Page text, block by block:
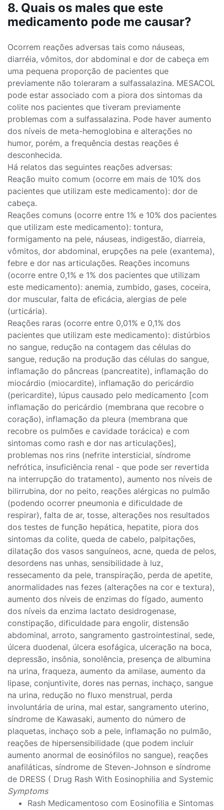
8. Quais os males que este
medicamento pode me causar?
Ocorrem reações adversas tais como náuseas,
diarréia, vômitos, dor abdominal e dor de cabeça em
uma pequena proporção de pacientes que
previamente não toleraram a sulfassalazina. MESACOL
pode estar associado com a piora dos sintomas da
colite nos pacientes que tiveram previamente
problemas com a sulfassalazina. Pode haver aumento
dos níveis de meta-hemoglobina e alterações no
humor, porém, a frequência destas reações é
desconhecida.
Há relatos das seguintes reações adversas:
Reação muito comum (ocorre em mais de 10% dos
pacientes que utilizam este medicamento): dor de
cabeça.
Reações comuns (ocorre entre 1% e 10% dos pacientes
que utilizam este medicamento): tontura,
formigamento na pele, náuseas, indigestão, diarreia,
vômitos, dor abdominal, erupções na pele (exantema),
febre e dor nas articulações. Reações incomuns
(ocorre entre 0,1% e 1% dos pacientes que utilizam
este medicamento): anemia, zumbido, gases, coceira,
dor muscular, falta de eficácia, alergias de pele
(urticária).
Reações raras (ocorre entre 0,01% e 0,1% dos
pacientes que utilizam este medicamento): distúrbios
no sangue, redução na contagem das células do
sangue, redução na produção das células do sangue,
inflamação do pâncreas (pancreatite), inflamação do
miocárdio (miocardite), inflamação do pericárdio
(pericardite), lúpus causado pelo medicamento [com
inflamação do pericárdio (membrana que recobre o
coração), inflamação da pleura (membrana que
recobre os pulmões e cavidade torácica) e com
sintomas como rash e dor nas articulações],
problemas nos rins (nefrite intersticial, síndrome
nefrótica, insuficiência renal - que pode ser revertida
na interrupção do tratamento), aumento nos níveis de
bilirrubina, dor no peito, reações alérgicas no pulmão
(podendo ocorrer pneumonia e dificuldade de
respirar), falta de ar, tosse, alterações nos resultados
dos testes de função hepática, hepatite, piora dos
sintomas da colite, queda de cabelo, palpitações,
dilatação dos vasos sanguíneos, acne, queda de pelos,
desordens nas unhas, sensibilidade à luz,
ressecamento da pele, transpiração, perda de apetite,
anormalidades nas fezes (alterações na cor e textura),
aumento dos níveis de enzimas do fígado, aumento
dos níveis da enzima lactato desidrogenase,
constipação, dificuldade para engolir, distensão
abdominal, arroto, sangramento gastrointestinal, sede,
úlcera duodenal, úlcera esofágica, ulceração na boca,
depressão, insônia, sonolência, presença de albumina
na urina, fraqueza, aumento da amilase, aumento da
lipase, conjuntivite, dores nas pernas, inchaço, sangue
na urina, redução no fluxo menstrual, perda
involuntária de urina, mal estar, sangramento uterino,
síndrome de Kawasaki, aumento do número de
plaquetas, inchaço sob a pele, inflamação no pulmão,
reações de hipersensibilidade (que podem incluir
aumento anormal de eosinófilos no sangue), reações
anafiláticas, síndrome de Steven-Johnson e síndrome
de DRESS ( Drug Rash With Eosinophilia and Systemic
Symptoms
Rash Medicamentoso com Eosinofilia e Sintomas